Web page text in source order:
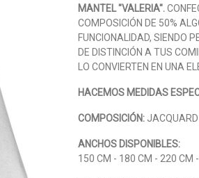
MANTEL "VALERIA".
COMPOSICIÓN DE 50%
FUNCIONALIDAD, SIENDO
DE DISTINCIÓN A TUS
LO CONVIERTEN EN UNA
HACEMOS MEDIDAS
COMPOSICIÓN: JACQUARD
ANCHOS DISPONIBLES:
150 CM - 180 CM - 220 CM